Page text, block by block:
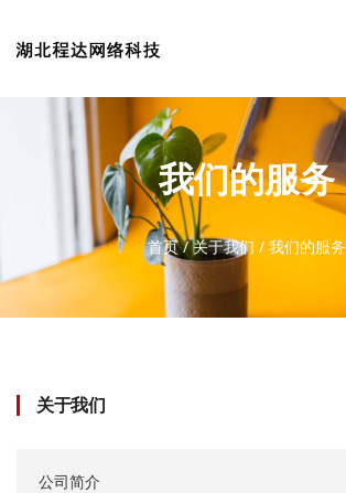
我们的服务
首页/关于我们 / 我们的服务
关于我们
公司简介